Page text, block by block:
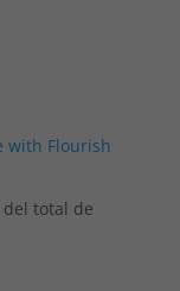
del total de